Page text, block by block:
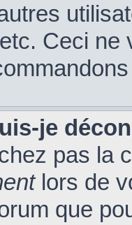
Ceci
je
pas la
lors de
que